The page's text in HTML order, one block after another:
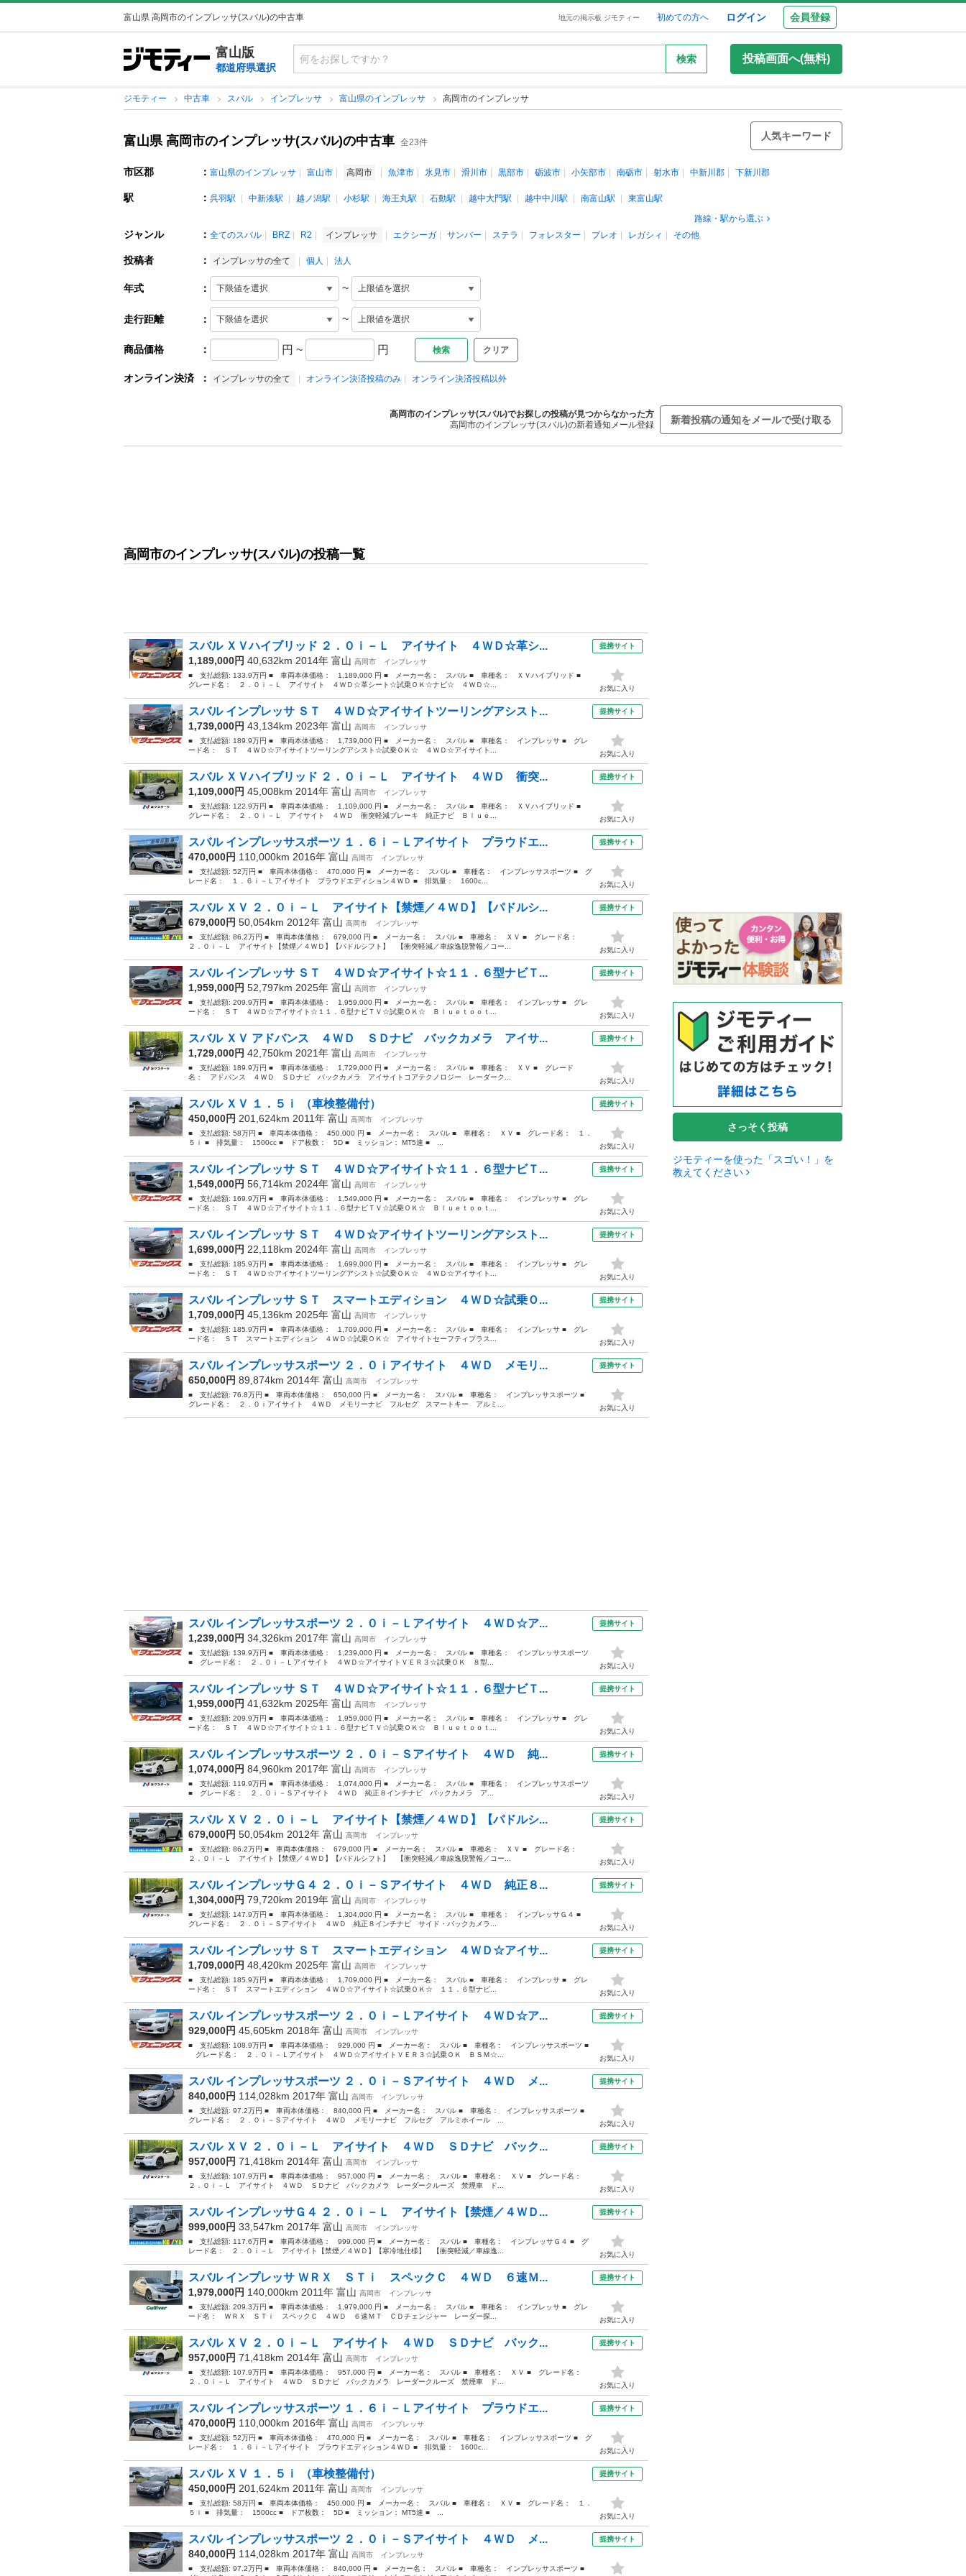
富山県 高岡市のインプレッサ(スバル)の中古車 地元の掲示板 ジモティー 初めての方へ ログイン 会員登録
富山版
都道府県選択
検索 投稿画面へ(無料)
ジモティー 中古車 スバル インプレッサ 富山県のインプレッサ 高岡市のインプレッサ
富山県 高岡市のインプレッサ(スバル)の中古車 全23件
人気キーワード
市区郡 ： 富山県のインプレッサ 富山市 高岡市 魚津市 氷見市 滑川市 黒部市 砺波市 小矢部市 南砺市 射水市 中新川郡 下新川郡
駅 ： 呉羽駅 中新湊駅 越ノ潟駅 小杉駅 海王丸駅 石動駅 越中大門駅 越中中川駅 南富山駅
東富山駅
路線・駅から選ぶ
ジャンル ： 全てのスバル BRZ R2 インプレッサ エクシーガ サンバー ステラ フォレスター プレオ レガシィ その他
投稿者 ： インプレッサの全て 個人 法人
年式 ： ~
走行距離 ： ~
商品価格 ： 円 ~ 円 クリア
オンライン決済 ： インプレッサの全て オンライン決済投稿のみ オンライン決済投稿以外
高岡市のインプレッサ(スバル)でお探しの投稿が見つからなかった方
高岡市のインプレッサ(スバル)の新着通知メール登録
新着投稿の通知をメールで受け取る
高岡市のインプレッサ(スバル)の投稿一覧
スバル ＸＶハイブリッド ２．０ｉ－Ｌ アイサイト ４ＷＤ☆革シ...
1,189,000円 40,632km 2014年 富山 高岡市
インプレッサ
■ 支払総額: 133.9万円 ■ 車両本体価格： 1,189,000 円 ■ メーカー名： スバル ■ 車種名： ＸＶハイブリッド ■
グレード名： ２．０ｉ－Ｌ アイサイト ４ＷＤ☆革シート☆試乗ＯＫ☆ナビ☆ ４ＷＤ☆...
提携サイト
お気に入り
スバル インプレッサ ＳＴ ４ＷＤ☆アイサイトツーリングアシスト...
1,739,000円 43,134km 2023年 富山 高岡市
インプレッサ
■ 支払総額: 189.9万円 ■ 車両本体価格： 1,739,000 円 ■ メーカー名： スバル ■ 車種名： インプレッサ ■ グレ
ード名： ＳＴ ４ＷＤ☆アイサイトツーリングアシスト☆試乗ＯＫ☆ ４ＷＤ☆アイサイト...
提携サイト
お気に入り
スバル ＸＶハイブリッド ２．０ｉ－Ｌ アイサイト ４ＷＤ 衝突...
1,109,000円 45,008km 2014年 富山 高岡市
インプレッサ
■ 支払総額: 122.9万円 ■ 車両本体価格： 1,109,000 円 ■ メーカー名： スバル ■ 車種名： ＸＶハイブリッド ■
グレード名： ２．０ｉ－Ｌ アイサイト ４ＷＤ 衝突軽減ブレーキ 純正ナビ Ｂｌｕｅ...
提携サイト
お気に入り
スバル インプレッサスポーツ １．６ｉ－Ｌアイサイト プラウドエ...
470,000円 110,000km 2016年 富山 高岡市
インプレッサ
■ 支払総額: 52万円 ■ 車両本体価格： 470,000 円 ■ メーカー名： スバル ■ 車種名： インプレッサスポーツ ■ グ
レード名： １．６ｉ－Ｌアイサイト プラウドエディション４ＷＤ ■ 排気量： 1600c...
提携サイト
お気に入り
スバル ＸＶ ２．０ｉ－Ｌ アイサイト【禁煙／４ＷＤ】【パドルシ...
679,000円 50,054km 2012年 富山 高岡市
インプレッサ
■ 支払総額: 86.2万円 ■ 車両本体価格： 679,000 円 ■ メーカー名： スバル ■ 車種名： ＸＶ ■ グレード名：
２．０ｉ－Ｌ アイサイト【禁煙／４ＷＤ】【パドルシフト】 【衝突軽減／車線逸脱警報／コー...
提携サイト
お気に入り
スバル インプレッサ ＳＴ ４ＷＤ☆アイサイト☆１１．６型ナビＴ...
1,959,000円 52,797km 2025年 富山 高岡市
インプレッサ
■ 支払総額: 209.9万円 ■ 車両本体価格： 1,959,000 円 ■ メーカー名： スバル ■ 車種名： インプレッサ ■ グレ
ード名： ＳＴ ４ＷＤ☆アイサイト☆１１．６型ナビＴＶ☆試乗ＯＫ☆ Ｂｌｕｅｔｏｏｔ...
提携サイト
お気に入り
スバル ＸＶ アドバンス ４ＷＤ ＳＤナビ バックカメラ アイサ...
1,729,000円 42,750km 2021年 富山 高岡市
インプレッサ
■ 支払総額: 189.9万円 ■ 車両本体価格： 1,729,000 円 ■ メーカー名： スバル ■ 車種名： ＸＶ ■ グレード
名： アドバンス ４ＷＤ ＳＤナビ バックカメラ アイサイトコアテクノロジー レーダーク...
提携サイト
お気に入り
スバル ＸＶ １．５ｉ （車検整備付）
450,000円 201,624km 2011年 富山 高岡市
インプレッサ
■ 支払総額: 58万円 ■ 車両本体価格： 450,000 円 ■ メーカー名： スバル ■ 車種名： ＸＶ ■ グレード名： １．
５ｉ ■ 排気量： 1500cc ■ ドア枚数： 5D ■ ミッション： MT5速 ■ ...
提携サイト
お気に入り
スバル インプレッサ ＳＴ ４ＷＤ☆アイサイト☆１１．６型ナビＴ...
1,549,000円 56,714km 2024年 富山 高岡市
インプレッサ
■ 支払総額: 169.9万円 ■ 車両本体価格： 1,549,000 円 ■ メーカー名： スバル ■ 車種名： インプレッサ ■ グレ
ード名： ＳＴ ４ＷＤ☆アイサイト☆１１．６型ナビＴＶ☆試乗ＯＫ☆ Ｂｌｕｅｔｏｏｔ...
提携サイト
お気に入り
スバル インプレッサ ＳＴ ４ＷＤ☆アイサイトツーリングアシスト...
1,699,000円 22,118km 2024年 富山 高岡市
インプレッサ
■ 支払総額: 185.9万円 ■ 車両本体価格： 1,699,000 円 ■ メーカー名： スバル ■ 車種名： インプレッサ ■ グレ
ード名： ＳＴ ４ＷＤ☆アイサイトツーリングアシスト☆試乗ＯＫ☆ ４ＷＤ☆アイサイト...
提携サイト
お気に入り
スバル インプレッサ ＳＴ スマートエディション ４ＷＤ☆試乗Ｏ...
1,709,000円 45,136km 2025年 富山 高岡市
インプレッサ
■ 支払総額: 185.9万円 ■ 車両本体価格： 1,709,000 円 ■ メーカー名： スバル ■ 車種名： インプレッサ ■ グレ
ード名： ＳＴ スマートエディション ４ＷＤ☆試乗ＯＫ☆ アイサイトセーフティプラス...
提携サイト
お気に入り
スバル インプレッサスポーツ ２．０ｉアイサイト ４ＷＤ メモリ...
650,000円 89,874km 2014年 富山 高岡市
インプレッサ
■ 支払総額: 76.8万円 ■ 車両本体価格： 650,000 円 ■ メーカー名： スバル ■ 車種名： インプレッサスポーツ ■
グレード名： ２．０ｉアイサイト ４ＷＤ メモリーナビ フルセグ スマートキー アルミ...
提携サイト
お気に入り
スバル インプレッサスポーツ ２．０ｉ－Ｌアイサイト ４ＷＤ☆ア...
1,239,000円 34,326km 2017年 富山 高岡市
インプレッサ
■ 支払総額: 139.9万円 ■ 車両本体価格： 1,239,000 円 ■ メーカー名： スバル ■ 車種名： インプレッサスポーツ
■ グレード名： ２．０ｉ－Ｌアイサイト ４ＷＤ☆アイサイトＶＥＲ３☆試乗ＯＫ ８型...
提携サイト
お気に入り
スバル インプレッサ ＳＴ ４ＷＤ☆アイサイト☆１１．６型ナビＴ...
1,959,000円 41,632km 2025年 富山 高岡市
インプレッサ
■ 支払総額: 209.9万円 ■ 車両本体価格： 1,959,000 円 ■ メーカー名： スバル ■ 車種名： インプレッサ ■ グレ
ード名： ＳＴ ４ＷＤ☆アイサイト☆１１．６型ナビＴＶ☆試乗ＯＫ☆ Ｂｌｕｅｔｏｏｔ...
提携サイト
お気に入り
スバル インプレッサスポーツ ２．０ｉ－Ｓアイサイト ４ＷＤ 純...
1,074,000円 84,960km 2017年 富山 高岡市
インプレッサ
■ 支払総額: 119.9万円 ■ 車両本体価格： 1,074,000 円 ■ メーカー名： スバル ■ 車種名： インプレッサスポーツ
■ グレード名： ２．０ｉ－Ｓアイサイト ４ＷＤ 純正８インチナビ バックカメラ ア...
提携サイト
お気に入り
スバル ＸＶ ２．０ｉ－Ｌ アイサイト【禁煙／４ＷＤ】【パドルシ...
679,000円 50,054km 2012年 富山 高岡市
インプレッサ
■ 支払総額: 86.2万円 ■ 車両本体価格： 679,000 円 ■ メーカー名： スバル ■ 車種名： ＸＶ ■ グレード名：
２．０ｉ－Ｌ アイサイト【禁煙／４ＷＤ】【パドルシフト】 【衝突軽減／車線逸脱警報／コー...
提携サイト
お気に入り
スバル インプレッサＧ４ ２．０ｉ－Ｓアイサイト ４ＷＤ 純正８...
1,304,000円 79,720km 2019年 富山 高岡市
インプレッサ
■ 支払総額: 147.9万円 ■ 車両本体価格： 1,304,000 円 ■ メーカー名： スバル ■ 車種名： インプレッサＧ４ ■
グレード名： ２．０ｉ－Ｓアイサイト ４ＷＤ 純正８インチナビ サイド・バックカメラ...
提携サイト
お気に入り
スバル インプレッサ ＳＴ スマートエディション ４ＷＤ☆アイサ...
1,709,000円 48,420km 2025年 富山 高岡市
インプレッサ
■ 支払総額: 185.9万円 ■ 車両本体価格： 1,709,000 円 ■ メーカー名： スバル ■ 車種名： インプレッサ ■ グレ
ード名： ＳＴ スマートエディション ４ＷＤ☆アイサイト☆試乗ＯＫ☆ １１．６型ナビ...
提携サイト
お気に入り
スバル インプレッサスポーツ ２．０ｉ－Ｌアイサイト ４ＷＤ☆ア...
929,000円 45,605km 2018年 富山 高岡市
インプレッサ
■ 支払総額: 108.9万円 ■ 車両本体価格： 929,000 円 ■ メーカー名： スバル ■ 車種名： インプレッサスポーツ ■
グレード名： ２．０ｉ－Ｌアイサイト ４ＷＤ☆アイサイトＶＥＲ３☆試乗ＯＫ ＢＳＭ☆...
提携サイト
お気に入り
スバル インプレッサスポーツ ２．０ｉ－Ｓアイサイト ４ＷＤ メ...
840,000円 114,028km 2017年 富山 高岡市
インプレッサ
■ 支払総額: 97.2万円 ■ 車両本体価格： 840,000 円 ■ メーカー名： スバル ■ 車種名： インプレッサスポーツ ■
グレード名： ２．０ｉ－Ｓアイサイト ４ＷＤ メモリーナビ フルセグ アルミホイール ...
提携サイト
お気に入り
スバル ＸＶ ２．０ｉ－Ｌ アイサイト ４ＷＤ ＳＤナビ バック...
957,000円 71,418km 2014年 富山 高岡市
インプレッサ
■ 支払総額: 107.9万円 ■ 車両本体価格： 957,000 円 ■ メーカー名： スバル ■ 車種名： ＸＶ ■ グレード名：
２．０ｉ－Ｌ アイサイト ４ＷＤ ＳＤナビ バックカメラ レーダークルーズ 禁煙車 ド...
提携サイト
お気に入り
スバル インプレッサＧ４ ２．０ｉ－Ｌ アイサイト【禁煙／４ＷＤ...
999,000円 33,547km 2017年 富山 高岡市
インプレッサ
■ 支払総額: 117.6万円 ■ 車両本体価格： 999,000 円 ■ メーカー名： スバル ■ 車種名： インプレッサＧ４ ■ グ
レード名： ２．０ｉ－Ｌ アイサイト【禁煙／４ＷＤ】【寒冷地仕様】 【衝突軽減／車線逸...
提携サイト
お気に入り
スバル インプレッサ ＷＲＸ ＳＴｉ スペックＣ ４ＷＤ ６速Ｍ...
1,979,000円 140,000km 2011年 富山 高岡市
インプレッサ
■ 支払総額: 209.3万円 ■ 車両本体価格： 1,979,000 円 ■ メーカー名： スバル ■ 車種名： インプレッサ ■ グレ
ード名： ＷＲＸ ＳＴｉ スペックＣ ４ＷＤ ６速ＭＴ ＣＤチェンジャー レーダー探...
提携サイト
お気に入り
スバル ＸＶ ２．０ｉ－Ｌ アイサイト ４ＷＤ ＳＤナビ バック...
957,000円 71,418km 2014年 富山 高岡市
インプレッサ
■ 支払総額: 107.9万円 ■ 車両本体価格： 957,000 円 ■ メーカー名： スバル ■ 車種名： ＸＶ ■ グレード名：
２．０ｉ－Ｌ アイサイト ４ＷＤ ＳＤナビ バックカメラ レーダークルーズ 禁煙車 ド...
提携サイト
お気に入り
スバル インプレッサスポーツ １．６ｉ－Ｌアイサイト プラウドエ...
470,000円 110,000km 2016年 富山 高岡市
インプレッサ
■ 支払総額: 52万円 ■ 車両本体価格： 470,000 円 ■ メーカー名： スバル ■ 車種名： インプレッサスポーツ ■ グ
レード名： １．６ｉ－Ｌアイサイト プラウドエディション４ＷＤ ■ 排気量： 1600c...
提携サイト
お気に入り
スバル ＸＶ １．５ｉ （車検整備付）
450,000円 201,624km 2011年 富山 高岡市
インプレッサ
■ 支払総額: 58万円 ■ 車両本体価格： 450,000 円 ■ メーカー名： スバル ■ 車種名： ＸＶ ■ グレード名： １．
５ｉ ■ 排気量： 1500cc ■ ドア枚数： 5D ■ ミッション： MT5速 ■ ...
提携サイト
お気に入り
スバル インプレッサスポーツ ２．０ｉ－Ｓアイサイト ４ＷＤ メ...
840,000円 114,028km 2017年 富山 高岡市
インプレッサ
■ 支払総額: 97.2万円 ■ 車両本体価格： 840,000 円 ■ メーカー名： スバル ■ 車種名： インプレッサスポーツ ■
提携サイト
さっそく投稿
ジモティーを使った「スゴい！」を
教えてください